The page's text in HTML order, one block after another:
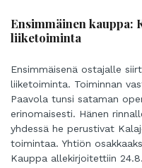
Ensimmäinen kauppa:
liiketoiminta
Ensimmäisenä ostajalle
liiketoiminta. Toiminnan
Paavola tunsi sataman
erinomaisesti. Hänen
yhdessä he perustivat
toimintaa. Yhtiön
Kauppa allekirjoitettiin